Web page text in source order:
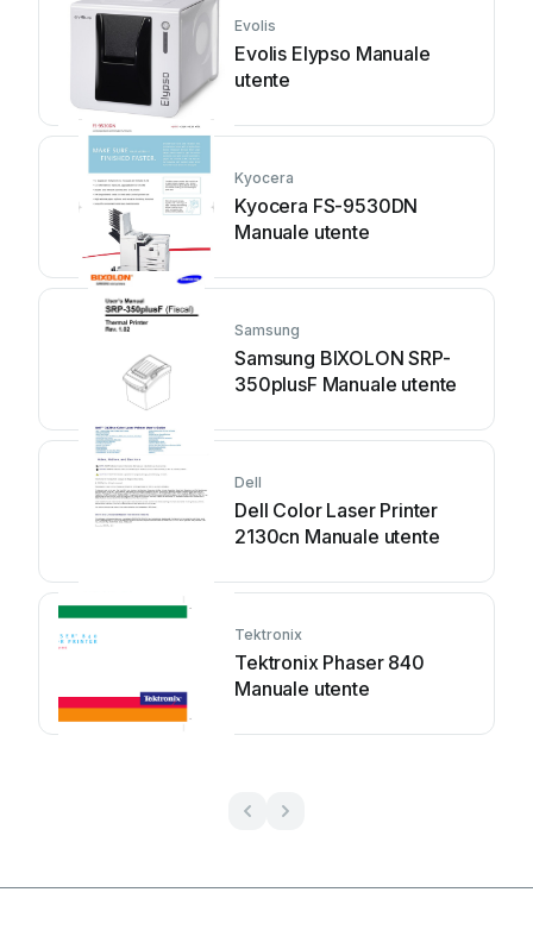
Evolis
Evolis Elypso Manuale
utente
Kyocera
Kyocera FS-9530DN
Manuale utente
Samsung
Samsung BIXOLON SRP-
350plusF Manuale utente
Dell
Dell Color Laser Printer
2130cn Manuale utente
Tektronix
Tektronix Phaser 840
Manuale utente